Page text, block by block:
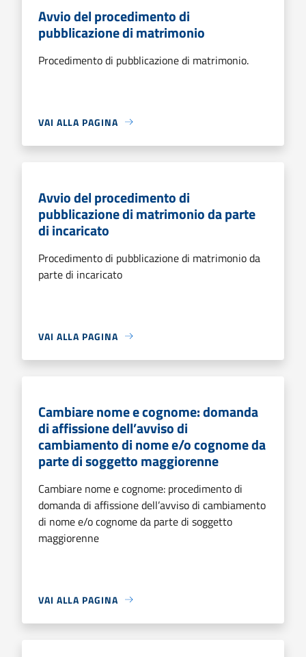
Avvio del procedimento di
pubblicazione di matrimonio
Procedimento di pubblicazione di matrimonio.
VAI ALLA PAGINA
Avvio del procedimento di
pubblicazione di matrimonio da parte
di incaricato
Procedimento di pubblicazione di matrimonio da
parte di incaricato
VAI ALLA PAGINA
Cambiare nome e cognome: domanda
di affissione dell’avviso di
cambiamento di nome e/o cognome da
parte di soggetto maggiorenne
Cambiare nome e cognome: procedimento di
domanda di affissione dell’avviso di cambiamento
di nome e/o cognome da parte di soggetto
maggiorenne
VAI ALLA PAGINA